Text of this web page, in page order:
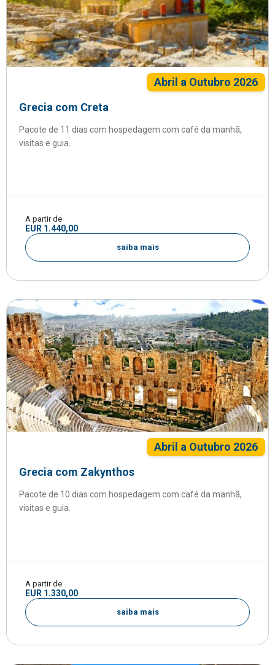
Abril a Outubro 2026
Grecia com Creta
Pacote de 11 dias com hospedagem com café da manhã,
visitas e guia.
A partir de
EUR 1.440,00
saiba mais
Abril a Outubro 2026
Grecia com Zakynthos
Pacote de 10 dias com hospedagem com café da manhã,
visitas e guia.
A partir de
EUR 1.330,00
saiba mais